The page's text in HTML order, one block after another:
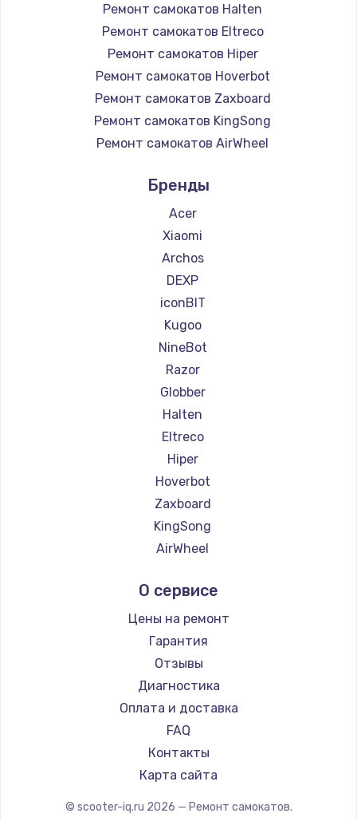
Ремонт самокатов Halten
Ремонт самокатов Eltreco
Ремонт самокатов Hiper
Ремонт самокатов Hoverbot
Ремонт самокатов Zaxboard
Ремонт самокатов KingSong
Ремонт самокатов AirWheel
Ремонт самокатов Hunter
Ремонт самокатов Shorner
Ремонт самокатов Joyor
Ремонт самокатов Minimotors
Ремонт самокатов Bork
Ремонт самокатов Segway
Ремонт самокатов KIRIN
Бренды
Acer
Xiaomi
Archos
DEXP
iconBIT
Kugoo
NineBot
Razor
Globber
Halten
Eltreco
Hiper
Hoverbot
Zaxboard
KingSong
AirWheel
Hunter
Shorner
Joyor
Minimotors
Bork
Segway
KIRIN
О сервисе
Цены на ремонт
Гарантия
Отзывы
Диагностика
Оплата и доставка
FAQ
Контакты
Карта сайта
© scooter-iq.ru 2026 — Ремонт самокатов.